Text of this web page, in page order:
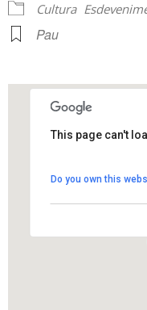
Cultura
Pau
carrer d'Anselm
View Events
This page can't
Do you own this